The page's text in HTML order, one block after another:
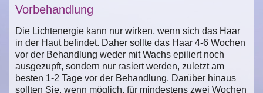
Vorbehandlung
Die Lichtenergie kann nur wirken, wenn sich das Haar
in der Haut befindet. Daher sollte das Haar 4-6 Wochen
vor der Behandlung weder mit Wachs epiliert noch
ausgezupft, sondern nur rasiert werden, zuletzt am
besten 1-2 Tage vor der Behandlung. Darüber hinaus
sollten Sie, wenn möglich, für mindestens zwei Wochen